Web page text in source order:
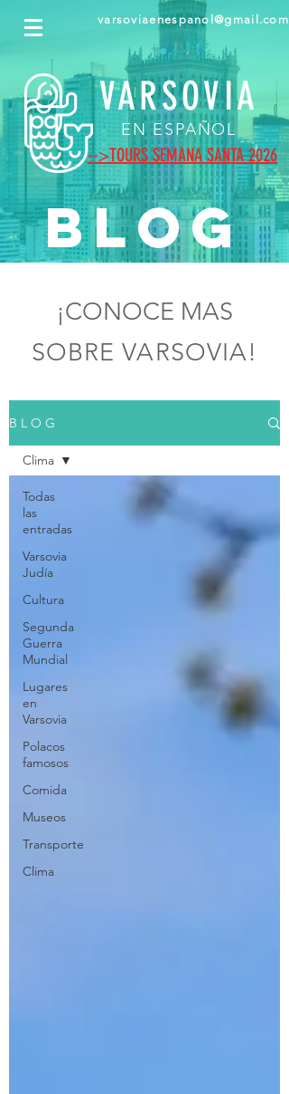
varsoviaenespanol@gmail.com
VARSOVIA
EN ESPAÑOL
-->TOURS SEMANA SANTA 2026
BLOG
¡CONOCE MAS
SOBRE VARSOVIA!
B L O G
Todas
las
entradas
Varsovia
Judía
Cultura
Segunda
Guerra
Mundial
Lugares
en
Varsovia
Polacos
famosos
Comida
Museos
Transporte
Clima
Clima